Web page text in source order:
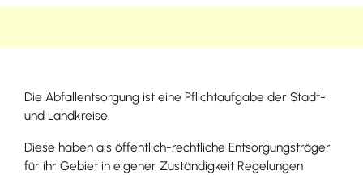
Die Abfallentsorgung ist eine Pflichtaufgabe der Stadt-
und Landkreise.
Diese haben als öffentlich-rechtliche Entsorgungsträger
für ihr Gebiet in eigener Zuständigkeit Regelungen